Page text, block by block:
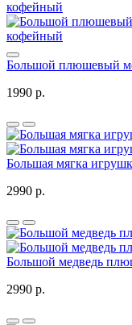
Большой плюшевый
1990 р.
Большая мягка
2990 р.
Большой медведь
2990 р.